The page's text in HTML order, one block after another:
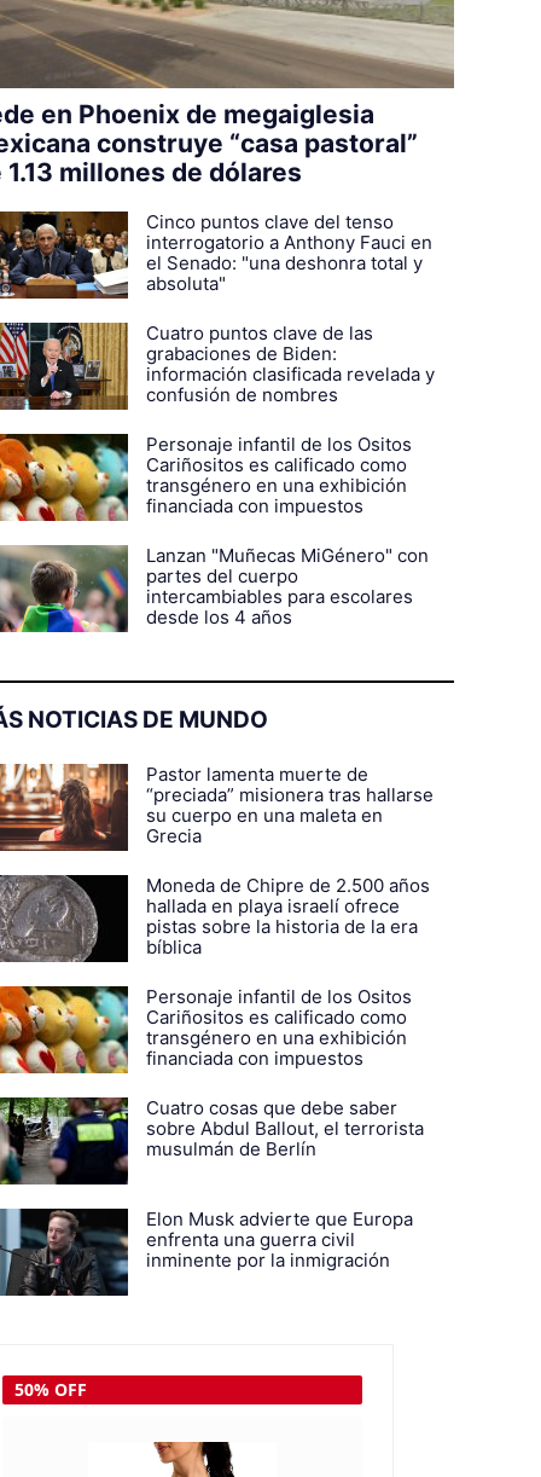
en Phoenix de megaiglesia
construye “casa pastoral”
1.13 millones de dólares
Cinco puntos clave del tenso
interrogatorio a Anthony Fauci en
el Senado: "una deshonra total y
absoluta"
Cuatro puntos clave de las
grabaciones de Biden:
información clasificada revelada y
confusión de nombres
Personaje infantil de los Ositos
Cariñositos es calificado como
transgénero en una exhibición
financiada con impuestos
Lanzan "Muñecas MiGénero" con
partes del cuerpo
intercambiables para escolares
desde los 4 años
NOTICIAS DE MUNDO
Pastor lamenta muerte de
“preciada” misionera tras hallarse
su cuerpo en una maleta en
Grecia
Moneda de Chipre de 2.500 años
hallada en playa israelí ofrece
pistas sobre la historia de la era
bíblica
Personaje infantil de los Ositos
Cariñositos es calificado como
transgénero en una exhibición
financiada con impuestos
Cuatro cosas que debe saber
sobre Abdul Ballout, el terrorista
musulmán de Berlín
Elon Musk advierte que Europa
enfrenta una guerra civil
inminente por la inmigración
50% OFF
50% OFF